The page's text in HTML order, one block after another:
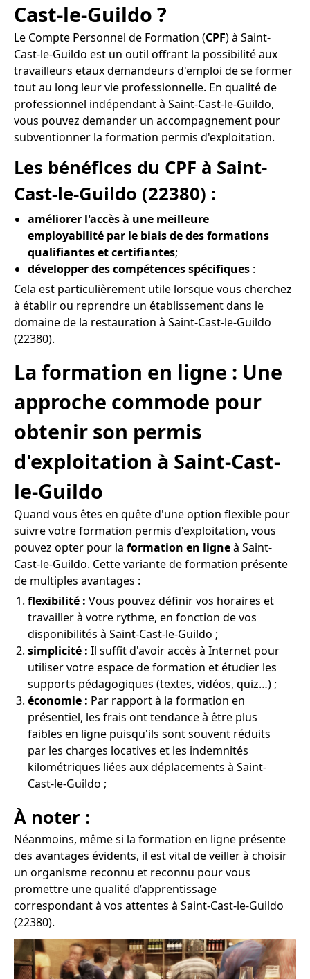
Cast-le-Guildo ?
Le Compte Personnel de Formation (CPF) à Saint-
Cast-le-Guildo est un outil offrant la possibilité aux
travailleurs etaux demandeurs d'emploi de se former
tout au long leur vie professionnelle. En qualité de
professionnel indépendant à Saint-Cast-le-Guildo,
vous pouvez demander un accompagnement pour
subventionner la formation permis d'exploitation.
Les bénéfices du CPF à Saint-
Cast-le-Guildo (22380) :
améliorer l'accès à une meilleure
employabilité par le biais de des formations
qualifiantes et certifiantes;
développer des compétences spécifiques :
Cela est particulièrement utile lorsque vous cherchez
à établir ou reprendre un établissement dans le
domaine de la restauration à Saint-Cast-le-Guildo
(22380).
La formation en ligne : Une
approche commode pour
obtenir son permis
d'exploitation à Saint-Cast-
le-Guildo
Quand vous êtes en quête d'une option flexible pour
suivre votre formation permis d'exploitation, vous
pouvez opter pour la formation en ligneà Saint-
Cast-le-Guildo. Cette variante de formation présente
de multiples avantages :
flexibilité : Vous pouvez définir vos horaires et
travailler à votre rythme, en fonction de vos
disponibilités à Saint-Cast-le-Guildo ;
simplicité : Il suffit d'avoir accès à Internet pour
utiliser votre espace de formation et étudier les
supports pédagogiques (textes, vidéos, quiz…) ;
économie : Par rapport à la formation en
présentiel, les frais ont tendance à être plus
faibles en ligne puisqu'ils sont souvent réduits
par les charges locatives et les indemnités
kilométriques liées aux déplacements à Saint-
Cast-le-Guildo ;
À noter :
Néanmoins, même si la formation en ligne présente
des avantages évidents, il est vital de veiller à choisir
un organisme reconnu et reconnu pour vous
promettre une qualité d’apprentissage
correspondant à vos attentes à Saint-Cast-le-Guildo
(22380).